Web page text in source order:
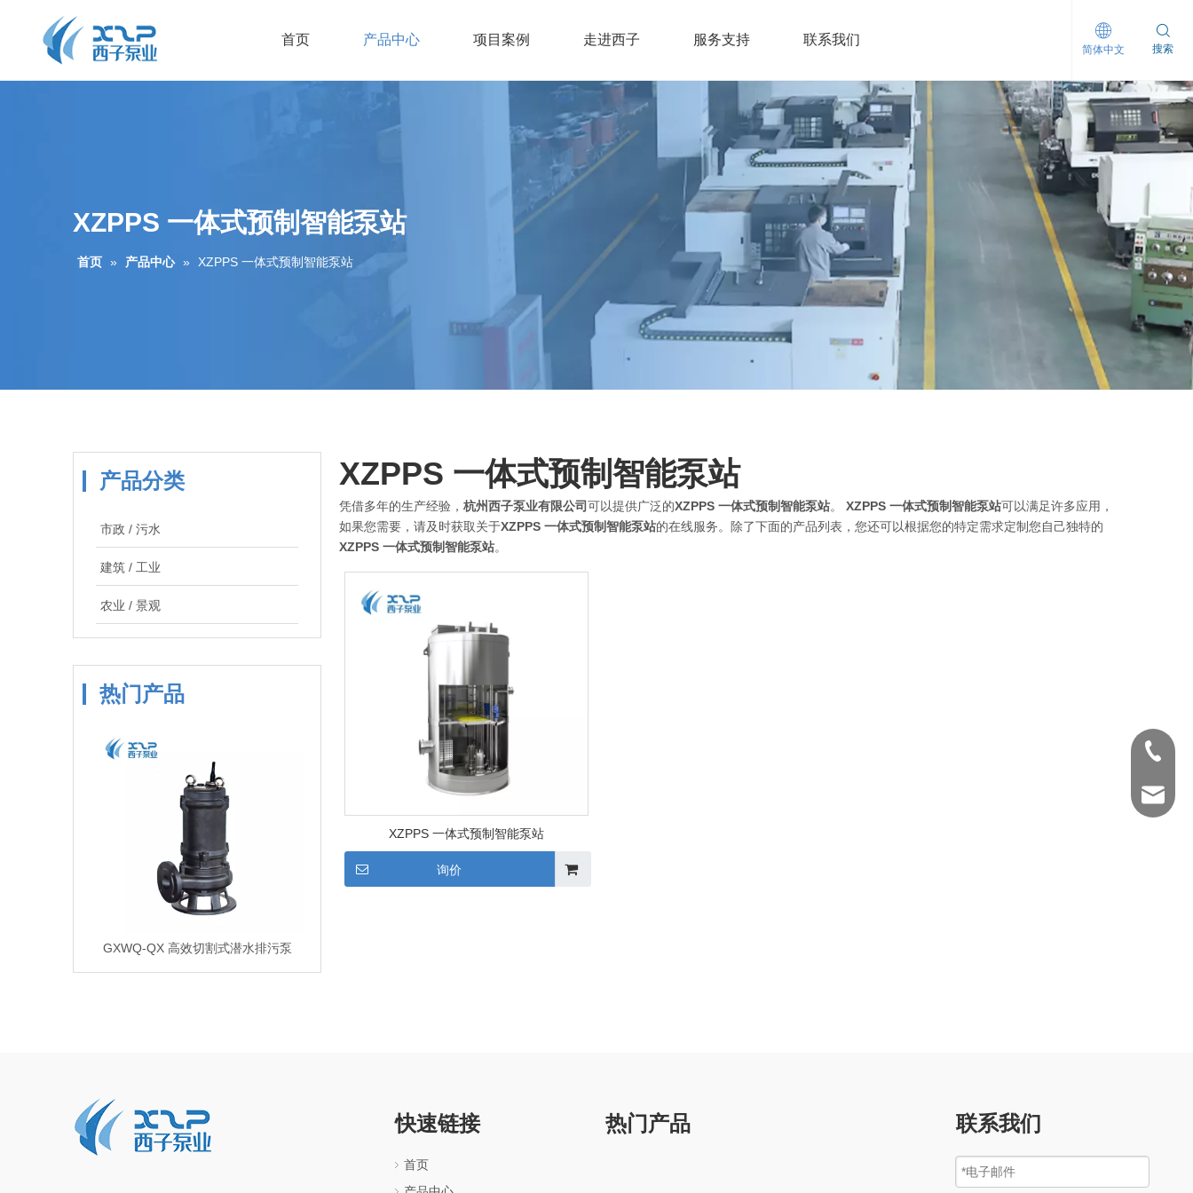
首页 产品中心 项目案例 走进西子 服务支持 联系我们
简体中文 搜索
XZPPS 一体式预制智能泵站
首页 » 产品中心 » XZPPS 一体式预制智能泵站
产品分类
市政 / 污水
建筑 / 工业
农业 / 景观
热门产品
GXWQ-QX 高效切割式潜水排污泵
XZPPS 一体式预制智能泵站
凭借多年的生产经验， 杭州西子泵业有限公司可以提供广泛的XZPPS 一体式预制智能泵站。 XZPPS 一体式预制智能泵站可以满足许多应用，
如果您需要，请及时获取关于XZPPS 一体式预制智能泵站的在线服务。除了下面的产品列表，您还可以根据您的特定需求定制您自己独特的
XZPPS 一体式预制智能泵站。
XZPPS 一体式预制智能泵站
询价
0571-
快速链接
首页
热门产品 联系我们